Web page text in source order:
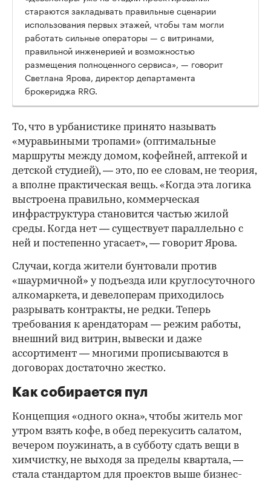
00:00
стараются закладывать правильные сценарии
использования первых этажей, чтобы там могли
работать сильные операторы — с витринами,
правильной инженерией и возможностью
размещения полноценного сервиса», — говорит
Светлана Ярова, директор департамента
брокериджа RRG.
То, что в урбанистике принято называть
«муравьиными тропами» (оптимальные
маршруты между домом, кофейней, аптекой и
детской студией), — это, по ее словам, не теория,
а вполне практическая вещь. «Когда эта логика
выстроена правильно, коммерческая
инфраструктура становится частью жилой
среды. Когда нет — существует параллельно с
ней и постепенно угасает», — говорит Ярова.
Случаи, когда жители бунтовали против
«шаурмичной» у подъезда или круглосуточного
алкомаркета, и девелоперам приходилось
разрывать контракты, не редки. Теперь
требования к арендаторам — режим работы,
внешний вид витрин, вывески и даже
ассортимент — многими прописываются в
договорах достаточно жестко.
Как собирается пул
Концепция «одного окна», чтобы житель мог
утром взять кофе, в обед перекусить салатом,
вечером поужинать, а в субботу сдать вещи в
химчистку, не выходя за пределы квартала, —
стала стандартом для проектов выше бизнес-